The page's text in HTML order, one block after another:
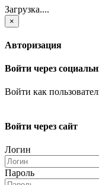
Загрузка....
×
Авторизация
Войти через
Войти как
Войти через сайт
Логин
Пароль